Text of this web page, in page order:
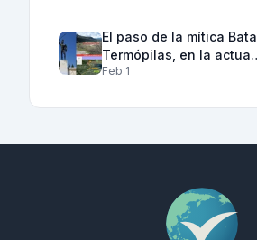
El paso de la mítica
Termópilas, en la
Feb 1